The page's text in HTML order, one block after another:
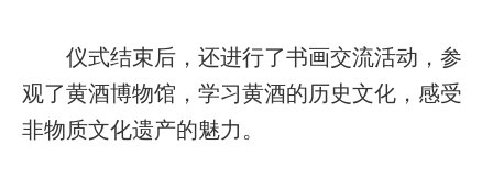
仪式结束后，还进行了书画交流活动，参
观了黄酒博物馆，学习黄酒的历史文化，感受
非物质文化遗产的魅力。